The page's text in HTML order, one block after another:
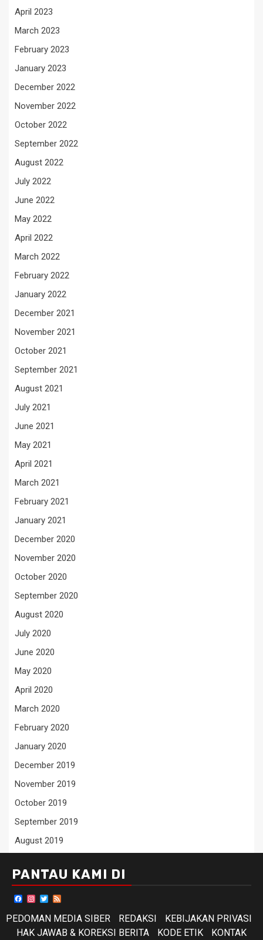
April 2023
March 2023
February 2023
January 2023
December 2022
November 2022
October 2022
September 2022
August 2022
July 2022
June 2022
May 2022
April 2022
March 2022
February 2022
January 2022
December 2021
November 2021
October 2021
September 2021
August 2021
July 2021
June 2021
May 2021
April 2021
March 2021
February 2021
January 2021
December 2020
November 2020
October 2020
September 2020
August 2020
July 2020
June 2020
May 2020
April 2020
March 2020
February 2020
January 2020
December 2019
November 2019
October 2019
September 2019
August 2019
PANTAU KAMI DI
Facebook
Instagram
Twitter
PEDOMAN MEDIA SIBER
REDAKSI
KEBIJAKAN PRIVASI
HAK JAWAB & KOREKSI BERITA
KODE ETIK KONTAK